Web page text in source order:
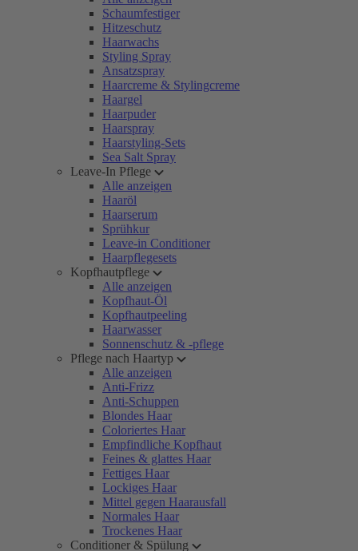
Schaumfestiger
Hitzeschutz
Haarwachs
Styling Spray
Ansatzspray
Haarcreme & Stylingcreme
Haargel
Haarpuder
Haarspray
Haarstyling-Sets
Sea Salt Spray
Leave-In Pflege
Alle anzeigen
Haaröl
Haarserum
Sprühkur
Leave-in Conditioner
Haarpflegesets
Kopfhautpflege
Alle anzeigen
Kopfhaut-Öl
Kopfhautpeeling
Haarwasser
Sonnenschutz & -pflege
Pflege nach Haartyp
Alle anzeigen
Anti-Frizz
Anti-Schuppen
Blondes Haar
Coloriertes Haar
Empfindliche Kopfhaut
Feines & glattes Haar
Fettiges Haar
Lockiges Haar
Mittel gegen Haarausfall
Normales Haar
Trockenes Haar
Conditioner & Spülung